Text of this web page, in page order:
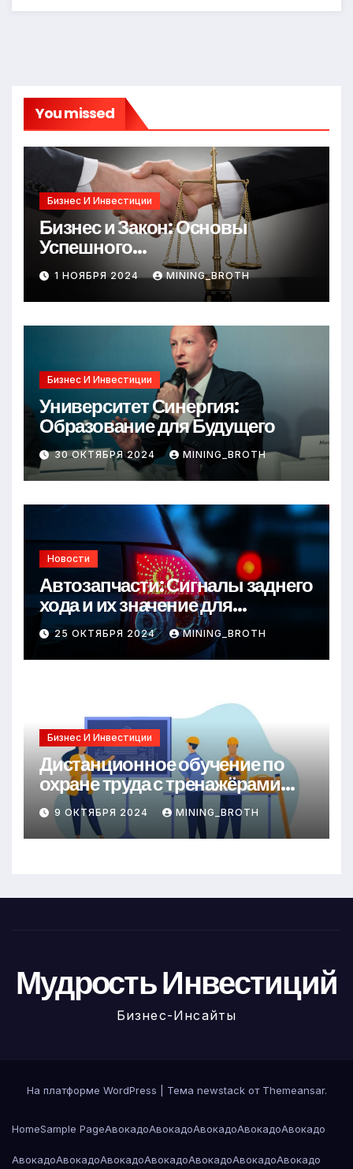
You missed
Бизнес И Инвестиции
Бизнес и Закон: Основы
Успешного
Предпринимательства
1 НОЯБРЯ 2024 MINING_BROTH
Бизнес И Инвестиции
Университет Синергия:
Образование для Будущего
30 ОКТЯБРЯ 2024 MINING_BROTH
Новости
Автозапчасти: Сигналы заднего
хода и их значение для
безопасности на дороге
25 ОКТЯБРЯ 2024 MINING_BROTH
Бизнес И Инвестиции
Дистанционное обучение по
охране труда с тренажёрами
онлайн
9 ОКТЯБРЯ 2024 MINING_BROTH
Мудрость Инвестиций
Бизнес-Инсайты
На платформе WordPress Тема newstack от Themeansar.
HomeSample PageАвокадоАвокадоАвокадоАвокадоАвокадо
АвокадоАвокадоАвокадоАвокадоАвокадоАвокадоАвокадо